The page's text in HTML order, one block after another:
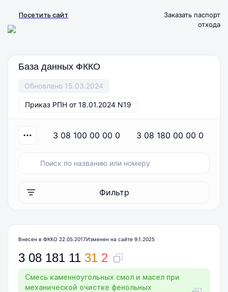
Посетить сайт
Заказать паспорт
отхода
База данных ФККО
Обновлено 15.03.2024
Приказ РПН от 18.01.2024 N19
3 08 100 00 00 0 3 08 180 00 00 0
Фильтр
3 08 181 11 31 2
Внесен в ФККО 22.05.2017Изменен на сайте 9.1.2025
Смесь каменноугольных смол и масел при
механической очистке фенольных